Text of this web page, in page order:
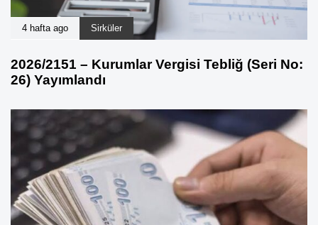
4 hafta ago Sirküler
2026/2151 – Kurumlar Vergisi Tebliğ (Seri No:
26) Yayımlandı